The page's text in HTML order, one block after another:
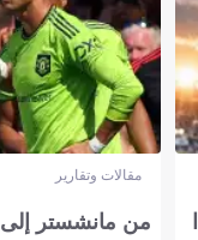
مقالات وتقارير
من مانشستر إلى